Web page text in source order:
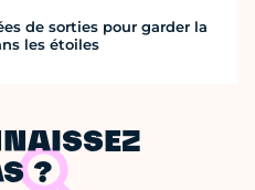
de sorties pour garder la
les étoiles
?